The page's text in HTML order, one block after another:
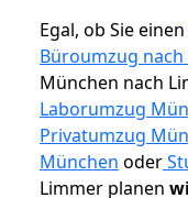
Egal, ob Sie einen
Büroumzug
München nach
Laborumzug
Privatumzug
München oder
Limmer planen